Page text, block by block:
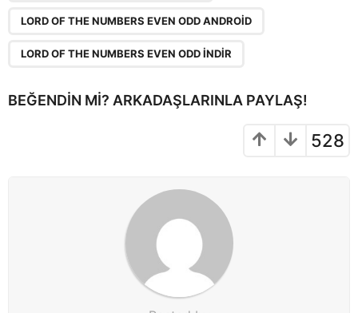
t
LORD OF THE NUMBERS EVEN ODD ANDROID
LORD OF THE NUMBERS EVEN ODD INDIR
BEĞENDIN MI? ARKADAŞLARINLA PAYLAŞ!
528